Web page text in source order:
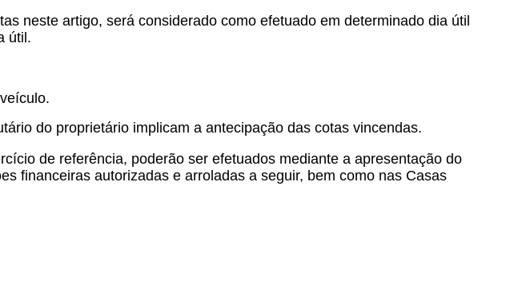
neste artigo, será considerado como efetuado em determinado dia útil
útil.
do proprietário implicam a antecipação das cotas vincendas.
de referência, poderão ser efetuados mediante a apresentação do
financeiras autorizadas e arroladas a seguir, bem como nas Casas